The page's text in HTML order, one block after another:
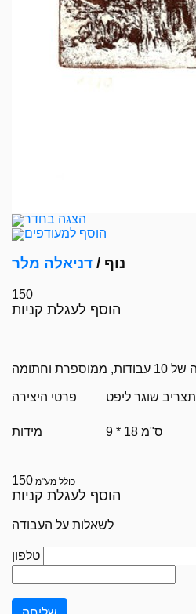
הצגה בחדר
הוסף למעודפים
נוף / דניאלה מלר
150
הוסף לעגלת קניות
פרטי היצירה תצריב שוגר ליפט
מידות 9 * 18 ס"מ
150 כולל מע"מ
הוסף לעגלת קניות
לשאלות על העבודה
טלפון